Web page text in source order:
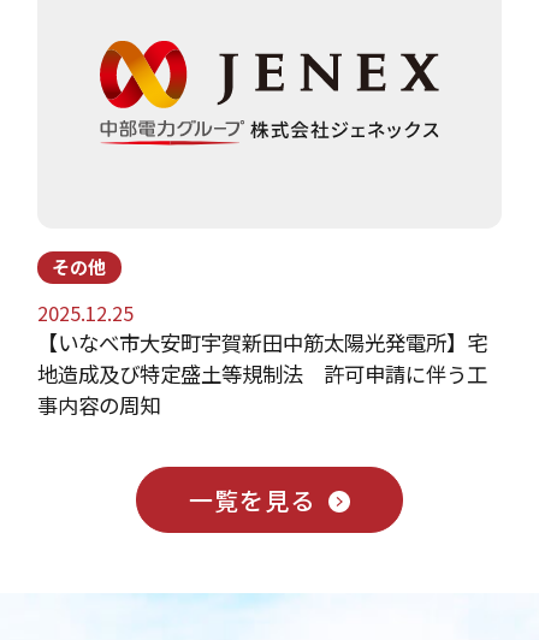
筋太陽光発電所】宅
法 許可申請に伴う工
夏季休業について
一覧を見る